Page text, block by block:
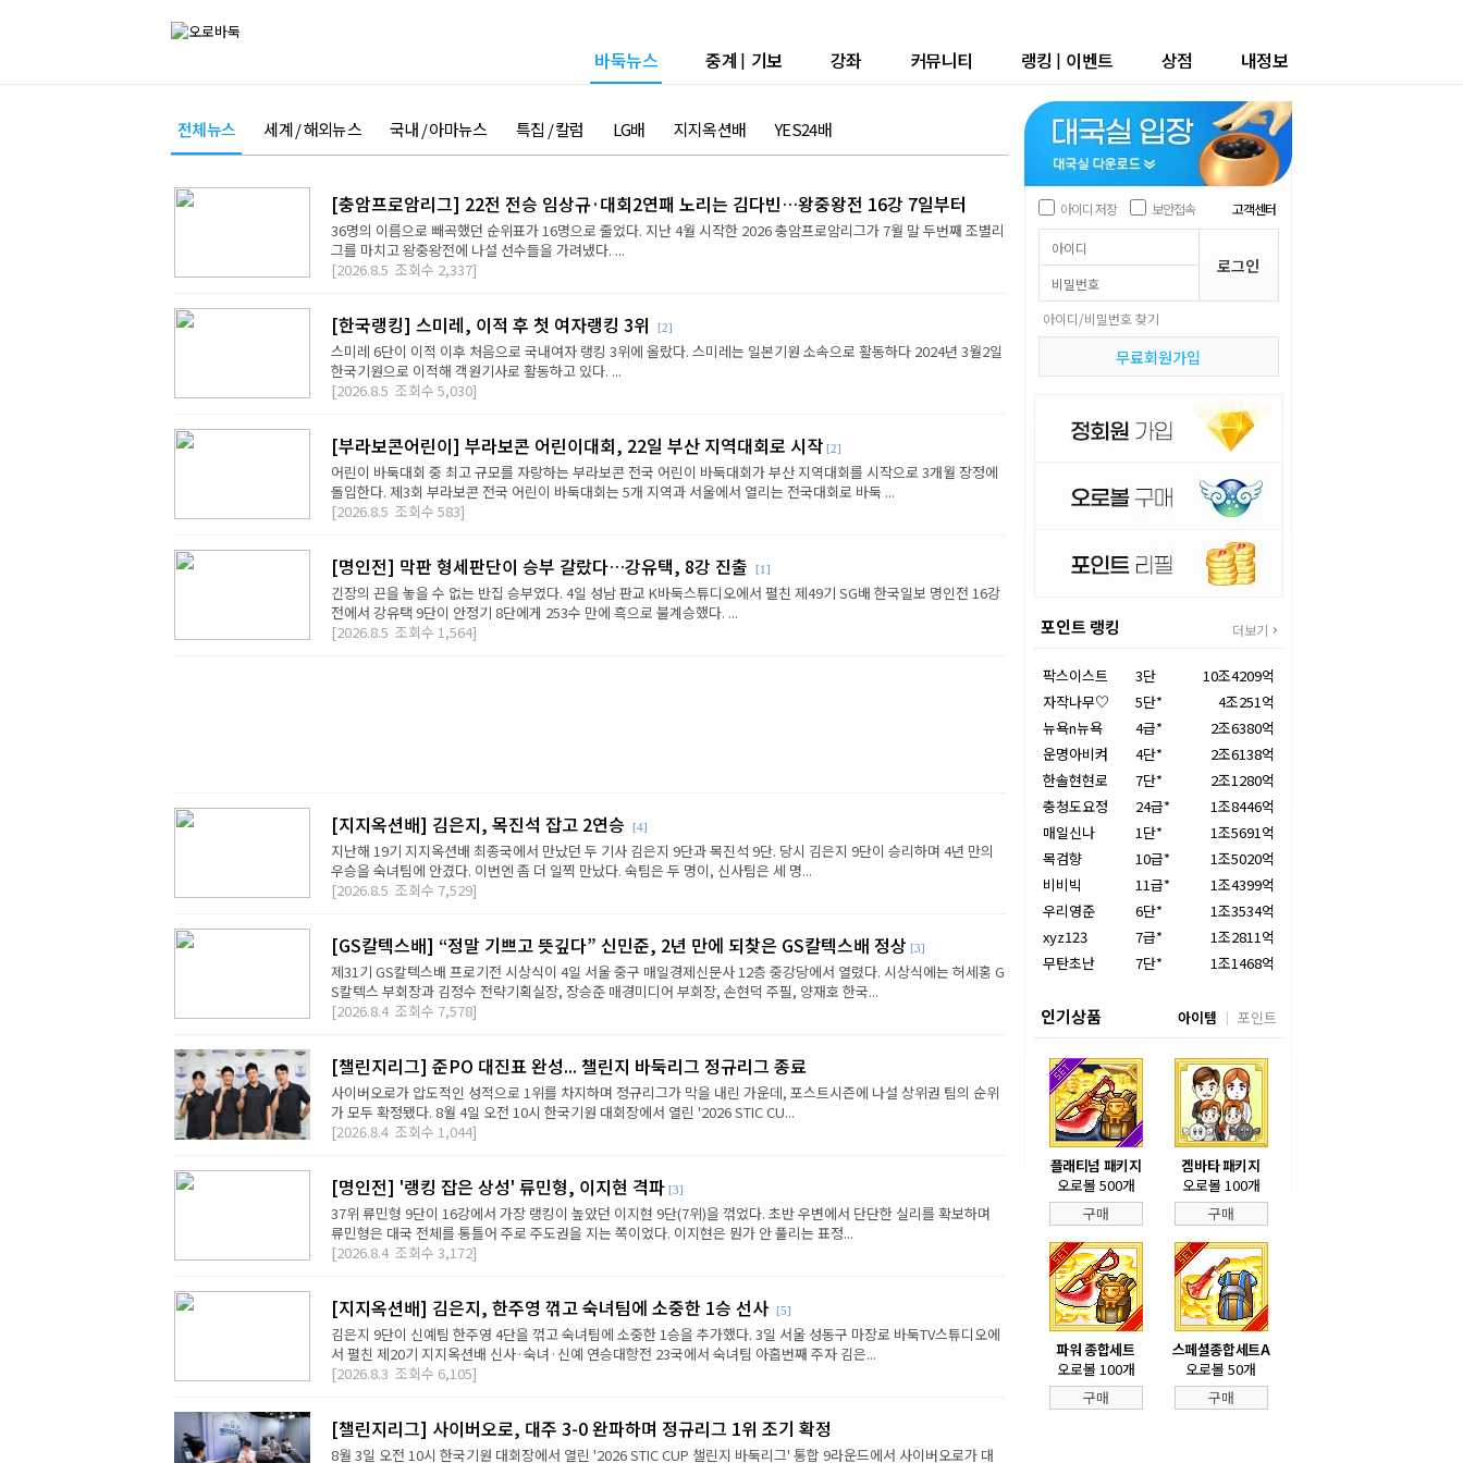
바둑뉴스 중계 | 기보 강좌 커뮤니티 랭킹 | 이벤트 상점 내정보
전체뉴스 세계 / 해외뉴스 국내 / 아마뉴스 특집 / 칼럼 LG배 지지옥션배 YES24배
[충암프로암리그] 22전 전승 임상규·대회2연패 노리는 김다빈…왕중왕전 16강 7일부터
36명의 이름으로 빼곡했던 순위표가 16명으로 줄었다. 지난 4월 시작한 2026 충암프로암리그가 7월 말 두번째 조별리
그를 마치고 왕중왕전에 나설 선수들을 가려냈다. ...
[2026.8.5 조회수 2,337]
[한국랭킹] 스미레, 이적 후 첫 여자랭킹 3위 [2]
스미레 6단이 이적 이후 처음으로 국내여자 랭킹 3위에 올랐다. 스미레는 일본기원 소속으로 활동하다 2024년 3월2일
한국기원으로 이적해 객원기사로 활동하고 있다. ...
[2026.8.5 조회수 5,030]
[부라보콘어린이] 부라보콘 어린이대회, 22일 부산 지역대회로 시작 [2]
어린이 바둑대회 중 최고 규모를 자랑하는 부라보콘 전국 어린이 바둑대회가 부산 지역대회를 시작으로 3개월 장정에
돌입한다. 제3회 부라보콘 전국 어린이 바둑대회는 5개 지역과 서울에서 열리는 전국대회로 바둑 ...
[2026.8.5 조회수 583]
[명인전] 막판 형세판단이 승부 갈랐다…강유택, 8강 진출 [1]
긴장의 끈을 놓을 수 없는 반집 승부였다. 4일 성남 판교 K바둑스튜디오에서 펼친 제49기 SG배 한국일보 명인전 16강
전에서 강유택 9단이 안정기 8단에게 253수 만에 흑으로 불계승했다. ...
[2026.8.5 조회수 1,564]
[지지옥션배] 김은지, 목진석 잡고 2연승 [4]
지난해 19기 지지옥션배 최종국에서 만났던 두 기사 김은지 9단과 목진석 9단. 당시 김은지 9단이 승리하며 4년 만의
우승을 숙녀팀에 안겼다. 이번엔 좀 더 일찍 만났다. 숙팀은 두 명이, 신사팀은 세 명...
[2026.8.5 조회수 7,529]
[GS칼텍스배] “정말 기쁘고 뜻깊다” 신민준, 2년 만에 되찾은 GS칼텍스배 정상 [3]
제31기 GS칼텍스배 프로기전 시상식이 4일 서울 중구 매일경제신문사 12층 중강당에서 열렸다. 시상식에는 허세홍 G
S칼텍스 부회장과 김정수 전략기획실장, 장승준 매경미디어 부회장, 손현덕 주필, 양재호 한국...
[2026.8.4 조회수 7,578]
[챌린지리그] 준PO 대진표 완성... 챌린지 바둑리그 정규리그 종료
사이버오로가 압도적인 성적으로 1위를 차지하며 정규리그가 막을 내린 가운데, 포스트시즌에 나설 상위권 팀의 순위
가 모두 확정됐다. 8월 4일 오전 10시 한국기원 대회장에서 열린 '2026 STIC CU...
[2026.8.4 조회수 1,044]
[명인전] '랭킹 잡은 상성' 류민형, 이지현 격파 [3]
37위 류민형 9단이 16강에서 가장 랭킹이 높았던 이지현 9단(7위)을 꺾었다. 초반 우변에서 단단한 실리를 확보하며
류민형은 대국 전체를 통틀어 주로 주도권을 지는 쪽이었다. 이지현은 뭔가 안 풀리는 표정...
[2026.8.4 조회수 3,172]
[지지옥션배] 김은지, 한주영 꺾고 숙녀팀에 소중한 1승 선사 [5]
김은지 9단이 신예팀 한주영 4단을 꺾고 숙녀팀에 소중한 1승을 추가했다. 3일 서울 성동구 마장로 바둑TV스튜디오에
서 펼친 제20기 지지옥션배 신사·숙녀·신예 연승대항전 23국에서 숙녀팀 아홉번째 주자 김은...
[2026.8.3 조회수 6,105]
[챌린지리그] 사이버오로, 대주 3-0 완파하며 정규리그 1위 조기 확정
8월 3일 오전 10시 한국기원 대회장에서 열린 '2026 STIC CUP 챌린지 바둑리그' 통합 9라운드에서 사이버오로가 대
아이디 저장 보안접속 고객센터
아이디/비밀번호 찾기
무료회원가입
포인트 랭킹 더보기
팍스이스트 3단
10조4209억
자작나무♡
5단*
4조251억
뉴욕n뉴욕
4급*
2조6380억
운명아비켜
4단*
2조6138억
한솔현현로
7단*
2조1280억
충청도요정
24급*
1조8446억
매일신나
1단*
1조5691억
목검향
10급*
1조5020억
비비빅
11급*
1조4399억
우리영준
6단*
1조3534억
xyz123
7급*
1조2811억
무탄초난
7단* 1조1468억
인기상품 아이템 포인트
플래티넘 패키지
오로볼 500개
구매
겜바타 패키지
오로볼 100개
구매
파워 종합세트
오로볼 100개
구매
스페셜종합세트A
오로볼 50개
구매